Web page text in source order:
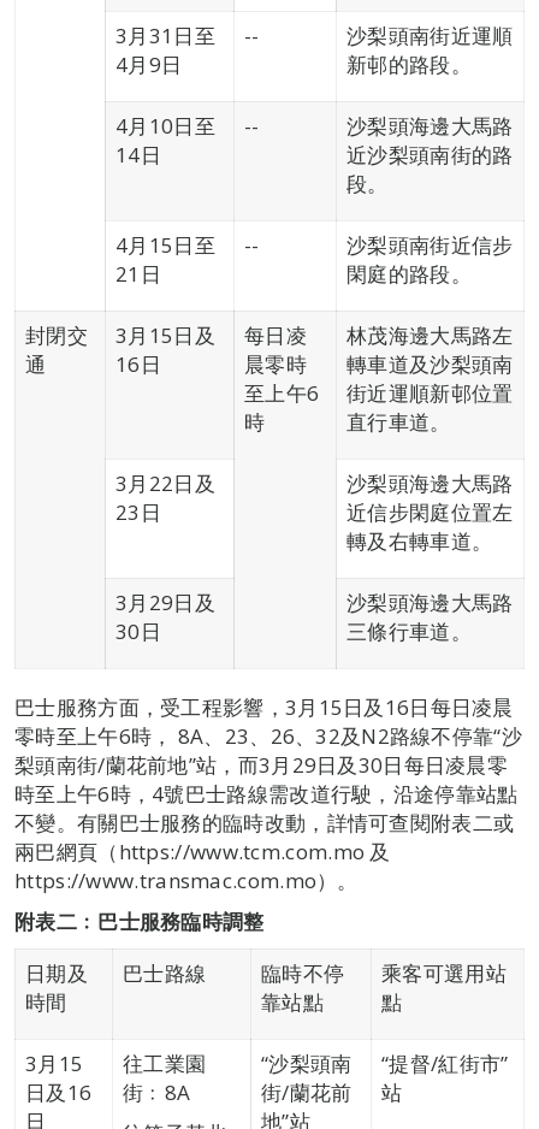
3月31日至
4月9日
--
沙梨頭南街近運順
新邨的路段。
4月10日至
14日
--
沙梨頭海邊大馬路
近沙梨頭南街的路
段。
4月15日至
21日
--
沙梨頭南街近信步
閑庭的路段。
封閉交
通
3月15日及
16日
每日凌
晨零時
至上午6
時
林茂海邊大馬路左
轉車道及沙梨頭南
街近運順新邨位置
直行車道。
3月22日及
23日
沙梨頭海邊大馬路
近信步閑庭位置左
轉及右轉車道。
3月29日及
30日
沙梨頭海邊大馬路
三條行車道。
巴士服務方面，受工程影響，3月15日及16日每日凌晨
零時至上午6時， 8A、23、26、32及N2路線不停靠“沙
梨頭南街/蘭花前地”站，而3月29日及30日每日凌晨零
時至上午6時，4號巴士路線需改道行駛，沿途停靠站點
不變。有關巴士服務的臨時改動，詳情可查閱附表二或
兩巴網頁（https://www.tcm.com.mo 及
https://www.transmac.com.mo）。
附表二﹕巴士服務臨時調整
日期及
時間
巴士路線
臨時不停
靠站點
乘客可選用站
點
3月15
日及16
日
往工業園
街﹕8A
“沙梨頭南
街/蘭花前
地”站
“提督/紅街市”
站